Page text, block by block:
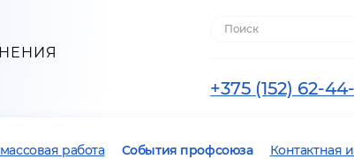
+375 (152) 62-
работа События профсоюза Контактная